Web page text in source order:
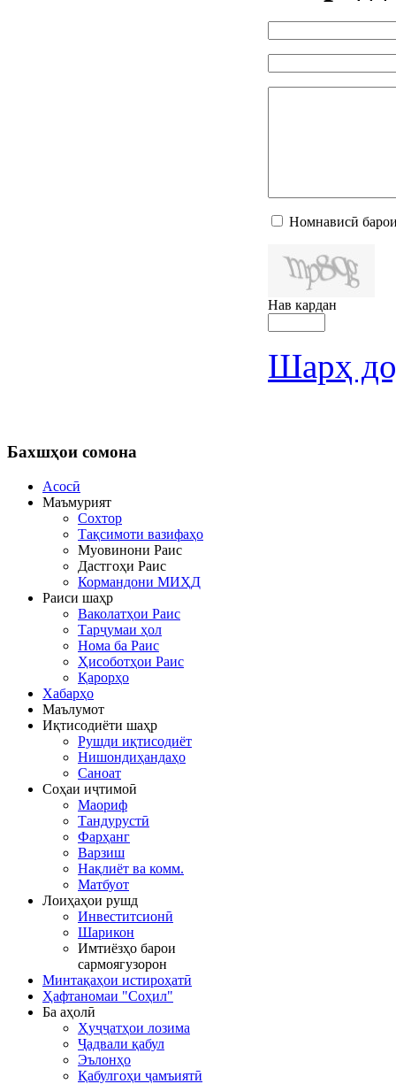
Номнависӣ
Нав кардан
Шарҳ
Бахшҳои сомона
Асосӣ
Маъмурият
Сохтор
Тақсимоти вазифаҳо
Муовинони Раис
Дастгоҳи Раис
Кормандони МИҲД
Раиси шаҳр
Ваколатҳои Раис
Тарҷумаи ҳол
Нома ба Раис
Ҳисоботҳои Раис
Қарорҳо
Хабарҳо
Маълумот
Иқтисодиёти шаҳр
Рушди иқтисодиёт
Нишондиҳандаҳо
Саноат
Соҳаи иҷтимоӣ
Маориф
Тандурустӣ
Фарҳанг
Варзиш
Нақлиёт ва комм.
Матбуот
Лоиҳаҳои рушд
Инвеститсионӣ
Шарикон
Имтиёзҳо барои
сармоягузорон
Минтақаҳои истироҳатӣ
Ҳафтаномаи "Соҳил"
Ба аҳолӣ
Ҳуҷҷатҳои лозима
Ҷадвали қабул
Эълонҳо
Қабулгоҳи ҷамъиятӣ